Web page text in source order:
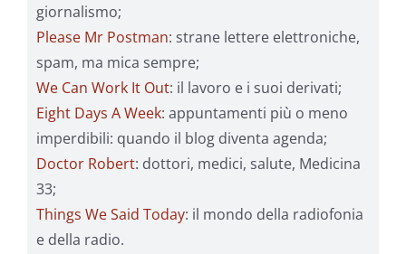
giornalismo;
Please Mr Postman: strane lettere elettroniche,
spam, ma mica sempre;
We Can Work It Out: il lavoro e i suoi derivati;
Eight Days A Week: appuntamenti più o meno
imperdibili: quando il blog diventa agenda;
Doctor Robert: dottori, medici, salute, Medicina
33;
Things We Said Today: il mondo della radiofonia
e della radio.